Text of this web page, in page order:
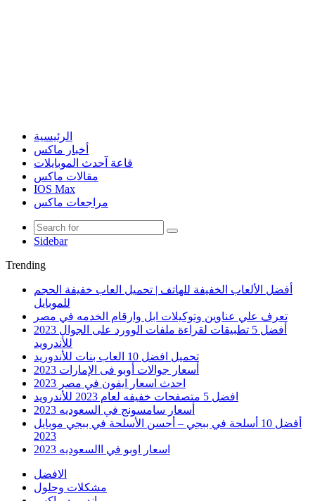
الرئيسية
أخبار ماكس
قاعة آحدث الموبايلات
مقالات ماكس
IOS Max
مراجعات ماكس
Sidebar
Trending
أفضل الألعاب الخفيفة للهاتف | تحميل العاب خفيفة الحجم
للموبايل
تعرف علي عناوين وتوكيلات ابل وارقام الخدمه في مصر
أفضل 5 تطبيقات لقراءة ملفات الوورد على الجوال 2023
للأندرويد
تحميل افضل 10 العاب بنات للأندوريد
أسعار جوالات أوبو فى الإمارات 2023
احدث اسعار ايفون في مصر 2023
افضل 5 متصفحات خفيفه لعام 2023 للأندرويد
أسعار سامسونج في السعوديه 2023
أفضل 10 أسلحة في ببجي – أحسن الأسلحة في ببجي موبايل
2023
اسعار اوبو في االسعوديه 2023
الافضل
مشكلات وحلول